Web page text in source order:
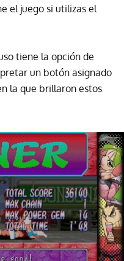
el juego si utilizas el
tiene la opción de
un botón asignado
la que brillaron estos